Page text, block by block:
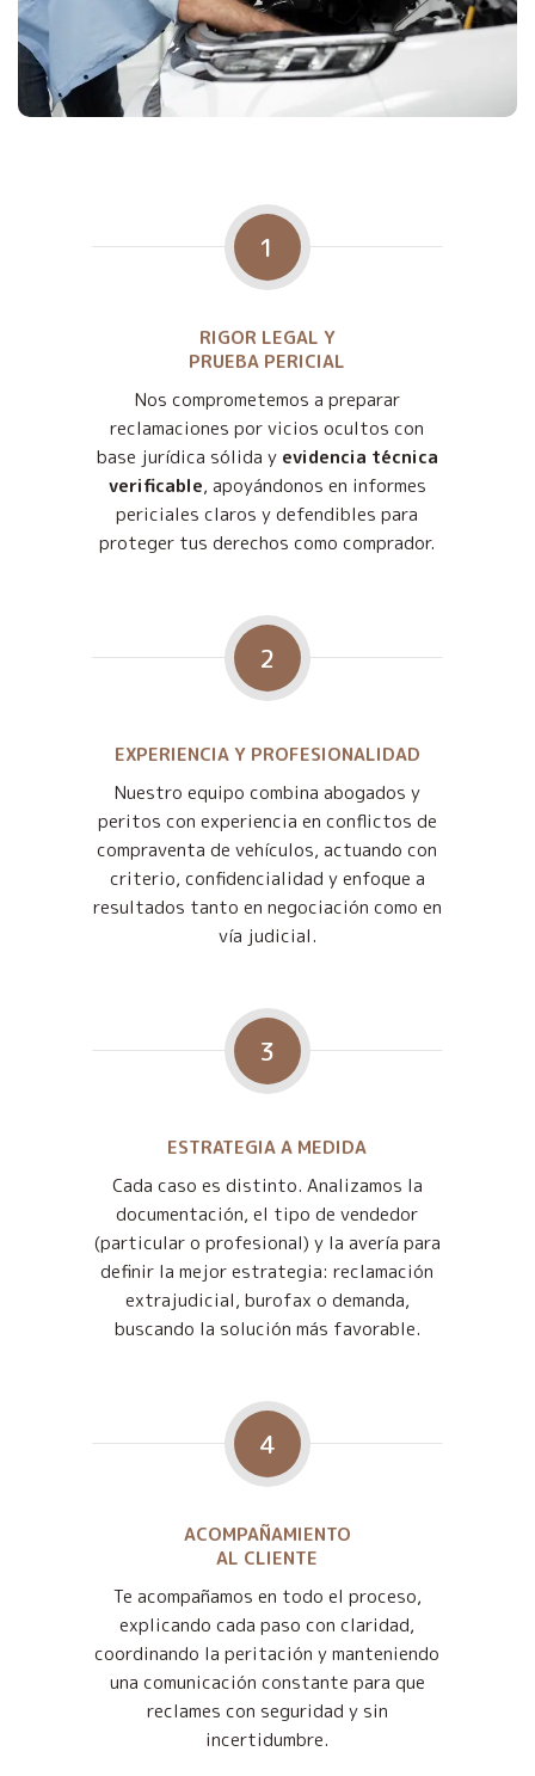
1
RIGOR LEGAL Y
PRUEBA PERICIAL
Nos comprometemos a preparar
reclamaciones por vicios ocultos con
base jurídica sólida y evidencia técnica
verificable, apoyándonos en informes
periciales claros y defendibles para
proteger tus derechos como comprador.
2
EXPERIENCIA Y PROFESIONALIDAD
Nuestro equipo combina abogados y
peritos con experiencia en conflictos de
compraventa de vehículos, actuando con
criterio, confidencialidad y enfoque a
resultados tanto en negociación como en
vía judicial.
3
ESTRATEGIA A MEDIDA
Cada caso es distinto. Analizamos la
documentación, el tipo de vendedor
(particular o profesional) y la avería para
definir la mejor estrategia: reclamación
extrajudicial, burofax o demanda,
buscando la solución más favorable.
4
ACOMPAÑAMIENTO
AL CLIENTE
Te acompañamos en todo el proceso,
explicando cada paso con claridad,
coordinando la peritación y manteniendo
una comunicación constante para que
reclames con seguridad y sin
incertidumbre.